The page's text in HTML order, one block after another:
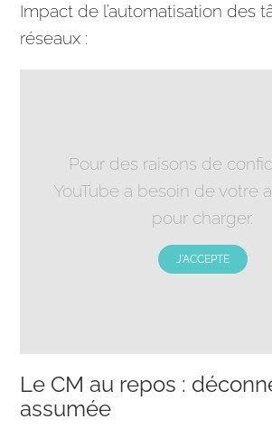
Impact de l’automatisation des
réseaux :
Pour des raisons de
YouTube a besoin de votre
pour charger.
J'ACCEPTE
Le CM au repos :
assumée